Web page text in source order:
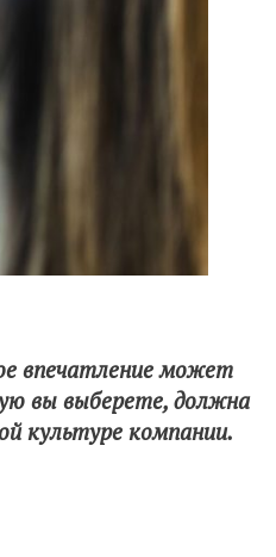
впечатление может
вы выберете, должна
культуре компании.